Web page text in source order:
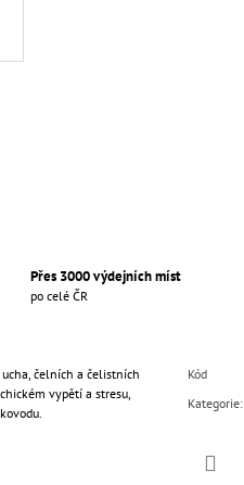
Přes 3000 výdejních míst
po celé ČR
čelních a čelistních
vypětí a stresu,
Kód
Kategorie: